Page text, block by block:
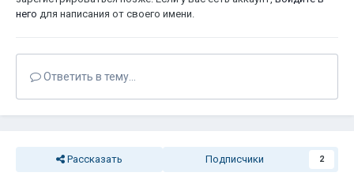
него для написания от своего имени.
Ответить в тему...
Рассказать Подписчики 2